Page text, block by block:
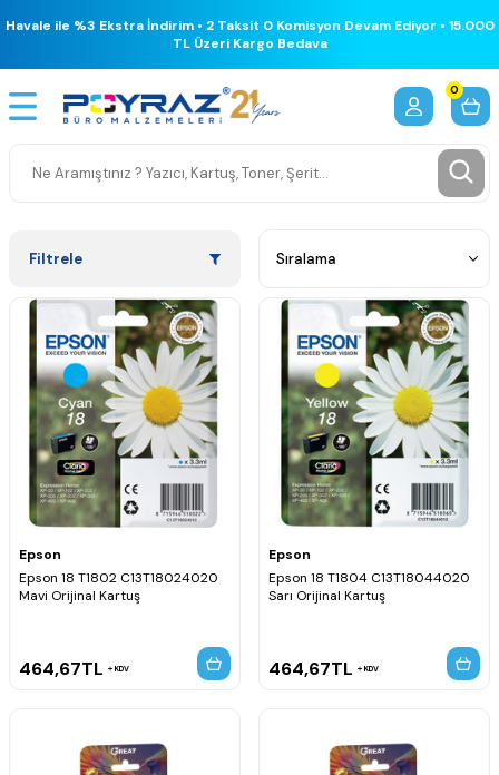
Havale ile %3 Ekstra İndirim • 2 Taksit 0 Komisyon Devam Ediyor • 15.000
TL Üzeri Kargo Bedava
0
Filtrele
Epson
Epson 18 T1802 C13T18024020
Mavi Orijinal Kartuş
464,67TL KDV
Epson
Epson 18 T1804 C13T18044020
Sarı Orijinal Kartuş
464,67TL KDV